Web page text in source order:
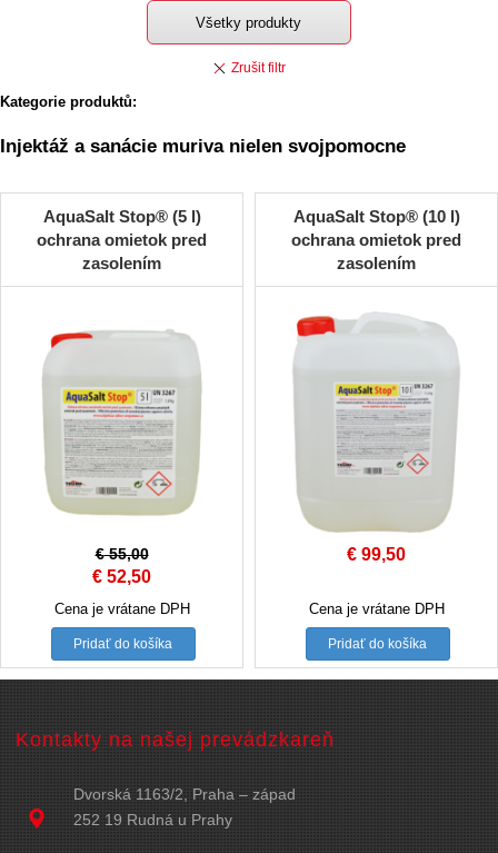
Všetky produkty
Kategorie produktů:
Injektáž a sanácie muriva nielen svojpomocne
AquaSalt Stop® (5 l)
ochrana omietok pred
zasolením
€55,00
Original
price
was:
€ 55,00.
€ 52,50Current
price
is:
€ 52,50.
Cena je vrátane DPH
Pridať do košíka
AquaSalt Stop® (10 l)
ochrana omietok pred
zasolením
€ 99,50
Cena je vrátane DPH
Pridať do košíka
Kontakty na našej prevádzkareň
Dvorská 1163/2, Praha – západ
252 19 Rudná u Prahy